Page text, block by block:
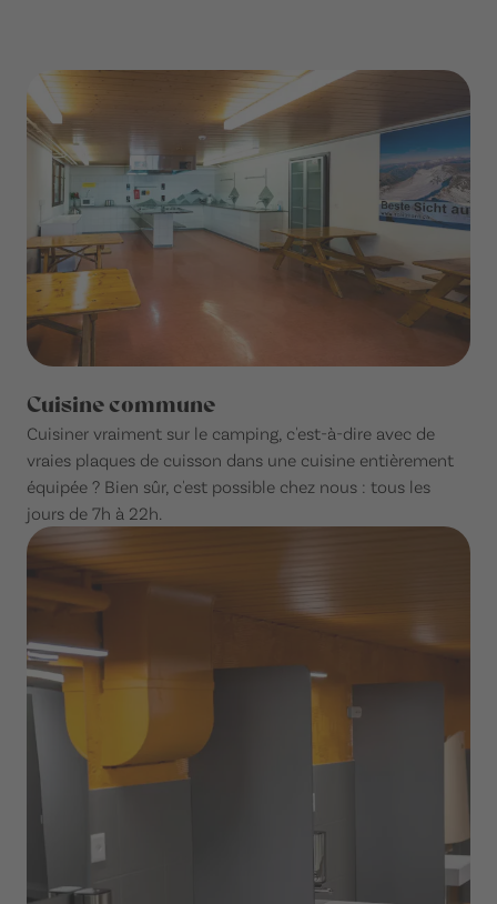
Cuisine commune
Cuisiner vraiment sur le camping, c'est-à-dire avec de
vraies plaques de cuisson dans une cuisine entièrement
équipée ? Bien sûr, c'est possible chez nous : tous les
jours de 7h à 22h.